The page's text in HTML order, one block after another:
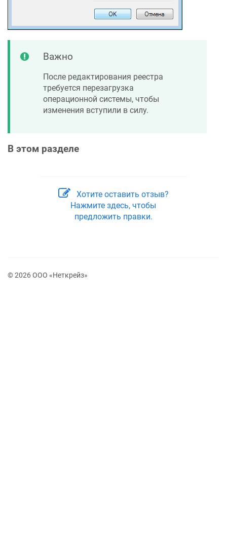
Важно
После редактирования реестра
требуется перезагрузка
операционной системы, чтобы
изменения вступили в силу.
В этом разделе
Хотите оставить отзыв?
Нажмите здесь, чтобы
предложить правки.
© 2026 ООО «Неткрейз»